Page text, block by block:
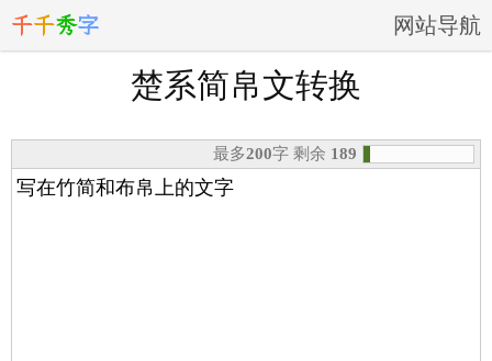
千千秀字 网站导航
楚系简帛文转换
最多200字 剩余 189